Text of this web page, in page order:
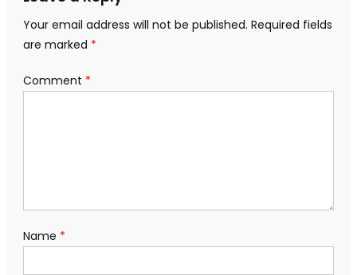
Your email address will not be published. Required fields
are marked *
Comment *
Name *